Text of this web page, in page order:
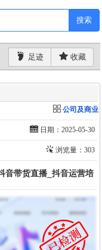
搜索
足迹 收藏
公司及商业
日期：2025-05-30
浏览量：303
音带货直播_抖音运营培